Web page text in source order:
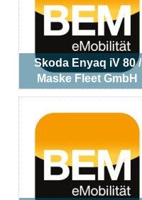
Skoda Enyaq iV 80 /
Maske Fleet GmbH